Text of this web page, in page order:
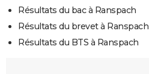
Résultats du bac à Ranspach
Résultats du brevet à Ranspach
Résultats du BTS à Ranspach